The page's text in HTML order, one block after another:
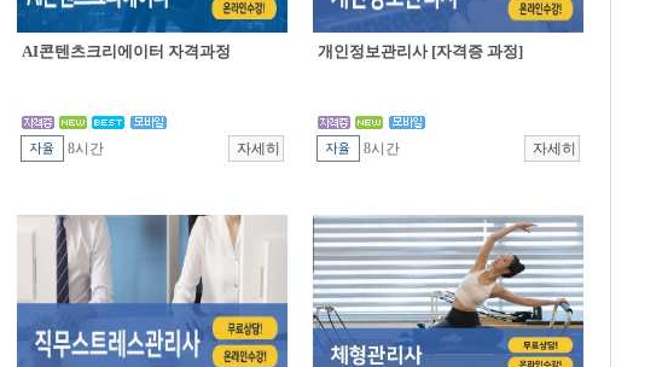
AI콘텐츠크리에이터 자격과정
8시간
개인정보관리사 [자격증 과정]
8시간